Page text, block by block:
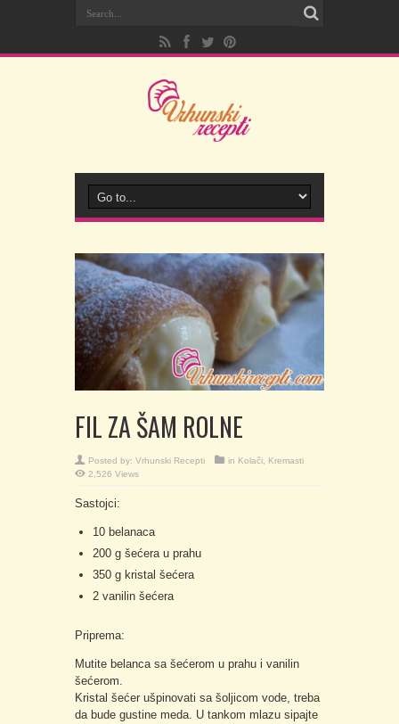
FIL ZA ŠAM ROLNE
Posted by: Vrhunski Recepti in Kolači
Kremasti
2,526 Views
Sastojci:
10 belanaca
200 g šećera u prahu
350 g kristal šećera
2 vanilin šećera
Priprema:
Mutite belanca sa šećerom u prahu i vanilin
šećerom.
Kristal šećer ušpinovati sa šoljicom vode, treba
da bude gustine meda. U tankom mlazu sipajte